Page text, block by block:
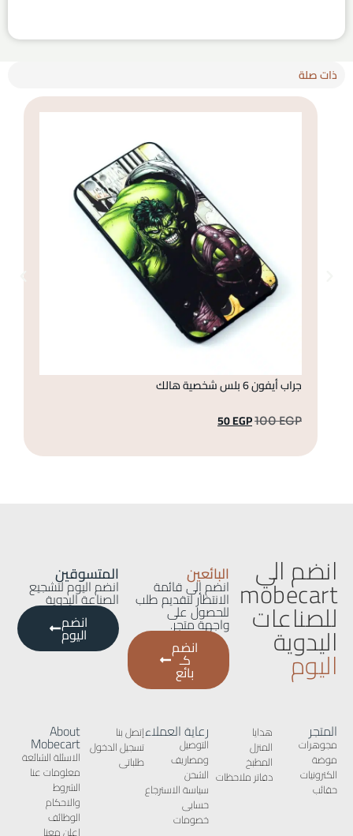
ذات صلة
جراب أيفون 6 بلس شخصية هالك
100EGP
50EGP
انضم الي
mobecart
للصناعات
اليدوية
اليوم
البائعين
انضم إلى قائمة
الانتظار لتقديم طلب
للحصول على
واجهة متجر.
انضم
كـ
بائع
المتسوقين
انضم اليوم لتشجيع
الصناعة اليدوية
انضم
اليوم
المتجر
مجوهرات
موضة
الكترونيات
حقائب
هدايا
المنزل
المطبخ
دفاتر ملاحظات
رعاية العملاء
التوصيل
ومصاريف
الشحن
سياسة الاسترجاع
حسابى
خصومات
إتصل بنا
تسجيل الدخول
طلباتى
About
Mobecart
الاسئلة الشائعة
معلومات عنا
الشروط
والاحكام
الوظائف
إعلن معنا